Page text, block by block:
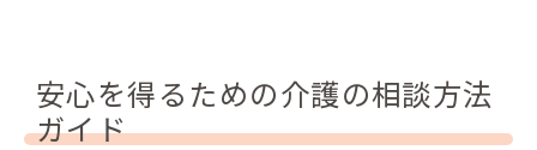
安心を得るための介護の相談方法
ガイド